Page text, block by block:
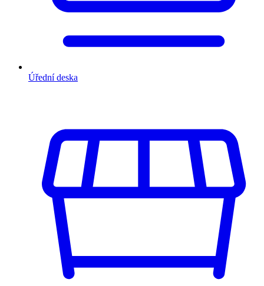
Úřední deska